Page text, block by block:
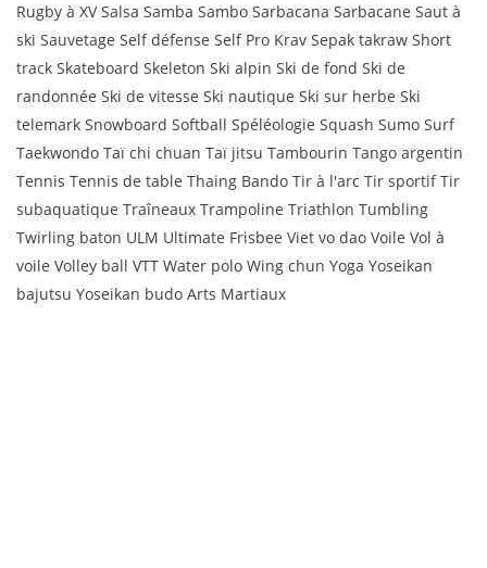
Rugby à XV Salsa Samba Sambo Sarbacana Sarbacane Saut à
ski Sauvetage Self défense Self Pro Krav Sepak takraw Short
track Skateboard Skeleton Ski alpin Ski de fond Ski de
randonnée Ski de vitesse Ski nautique Ski sur herbe Ski
telemark Snowboard Softball Spéléologie Squash Sumo Surf
Taekwondo Taï chi chuan Taï jitsu Tambourin Tango argentin
Tennis Tennis de table Thaing Bando Tir à l'arc Tir sportif Tir
subaquatique Traîneaux Trampoline Triathlon Tumbling
Twirling baton ULM Ultimate Frisbee Viet vo dao Voile Vol à
voile Volley ball VTT Water polo Wing chun Yoga Yoseikan
bajutsu Yoseikan budo Arts Martiaux